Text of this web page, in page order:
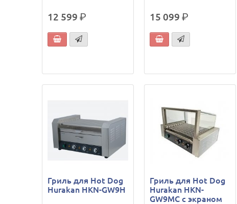
12 599р. 15 099р.
Гриль для Hot Dog
Hurakan HKN-GW9H
Гриль для Hot Dog
Hurakan HKN-
GW9MC с экраном